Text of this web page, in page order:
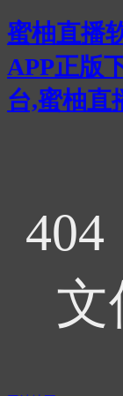
蜜柚直播
APP正版
台,蜜柚直
文